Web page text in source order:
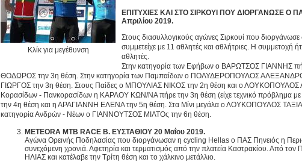
Κλίκ για μεγέθυνση
ΕΠΙΤΥΧΙΕΣ ΚΑΙ ΣΤΟ ΣΙΡΚΟΥΙ ΠΟΥ ΔΙΟΡΓΑΝΩΣΕ Ο
Απριλίου 2019.
Στους διασυλλογικούς αγώνες Σιρκουί που
συμμετείχε με 11 αθλητές και αθλήτριες. Η συμμετοχή
αθλητές.
Στην κατηγορία των Εφήβων ο ΒΑΡΩΤΣΟΣ ΓΙΑΝΝΗΣ
ΘΟΔΩΡΟΣ την 3η θέση. Στην κατηγορία των Παμπαίδων ο ΠΟΛΥΔΕΡΟΠΟΥΛΟΣ
ΓΙΩΡΓΟΣ την 3η θέση. Στους Παίδες ο ΜΠΟΥΛΙΑΣ ΝΙΚΟΣ την 2η θέση και ο ΛΟΥΚΟΠΟΥΛΟΣ
Κορασίδων - Πανκορασίδων η ΚΑΡΛΟΥ ΚΩΝ/ΝΑ πήρε την 3η θέση (είχε τεχνικό πρόβλημα
την 4η θέση και η ΑΡΑΓΙΑΝΝΗ ΕΛΕΝΑ την 5η θέση. Στα Μίνι μεγάλα ο ΛΟΥΚΟΠΟΥΛΟΣ
κατηγορία Ανδρών - Νέων ο ΓΙΑΝΝΟΥΤΣΟΣ ΜΙΛΤΟς την 6η θέση.
METEORA MTB RACE Β. ΕΥΣΤΑΘΙΟΥ 20 Μαΐου 2019.
Αγώνα Ορεινής Ποδηλασίας που διοργάνωσαν η cycling Hellas ο ΠΑΣ Πηνειός η
συνεχόμενη χρονιά. Αφετηρία και τερματισμός από την πλατεία Καστρακίου. Από
ΗΛΙΑΣ και κατέλαβε την Τρίτη θέση και το χάλκινο μετάλλιο.